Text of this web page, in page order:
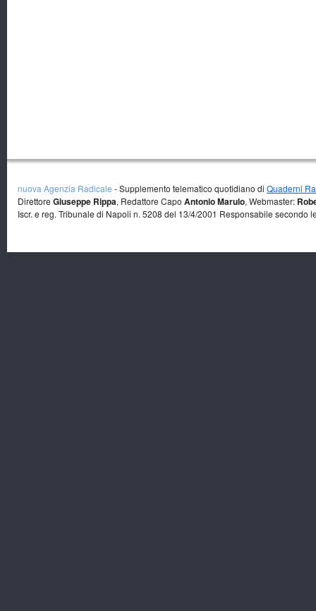
nuova Agenzia Radicale - Supplemento telematico quotidiano di Quaderni
Direttore Giuseppe Rippa, Redattore Capo Antonio Marulo, Webmaster:
Iscr. e reg. Tribunale di Napoli n. 5208 del 13/4/2001 Responsabile secondo